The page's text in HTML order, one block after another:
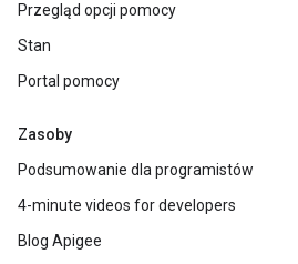
Przegląd opcji pomocy
Stan
Portal pomocy
Zasoby
Podsumowanie dla programistów
4-minute videos for developers
Blog Apigee